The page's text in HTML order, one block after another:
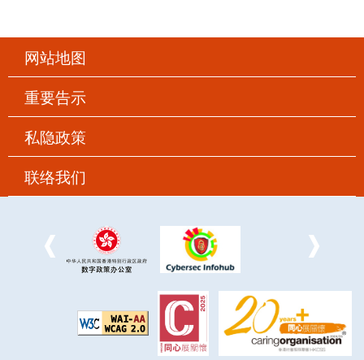
网站地图
重要告示
私隐政策
联络我们